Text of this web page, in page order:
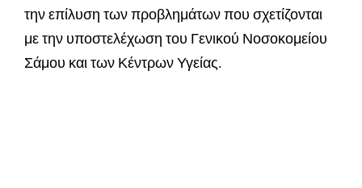
την επίλυση των προβλημάτων που σχετίζονται
με την υποστελέχωση του Γενικού Νοσοκομείου
Σάμου και των Κέντρων Υγείας.